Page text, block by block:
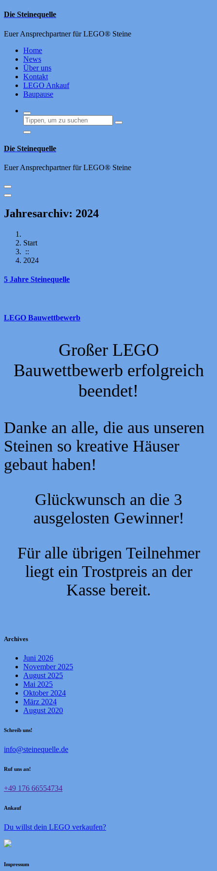
Zum
springen
Die Steinequelle
Euer Ansprechpartner für LEGO® Steine
Home
News
Über uns
Kontakt
LEGO Ankauf
Baupause
Die Steinequelle
Euer Ansprechpartner für LEGO® Steine
Jahresarchiv: 2024
Start
::
2024
5 Jahre Steinequelle
LEGO Bauwettbewerb
Großer LEGO
Bauwettbewerb erfolgreich
beendet!
Danke an alle, die aus unseren
Steinen so kreative Häuser
gebaut haben!
Glückwunsch an die 3
ausgelosten Gewinner!
Für alle übrigen Teilnehmer
liegt ein Trostpreis an der
Kasse bereit.
Archives
Juni 2026
November 2025
August 2025
Mai 2025
Oktober 2024
März 2024
August 2020
Schreib uns!
info@steinequelle.de
Ruf uns an!
+49 176 66554734
Ankauf
Du willst dein LEGO verkaufen?
Impressum